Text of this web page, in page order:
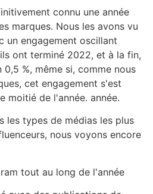
connu une année
marques. Nous les avons vu
un engagement oscillant
ont terminé 2022, et à la fin,
%, même si, comme nous
cet engagement s'est
moitié de l'année. année.
les types de médias les plus
nous voyons encore